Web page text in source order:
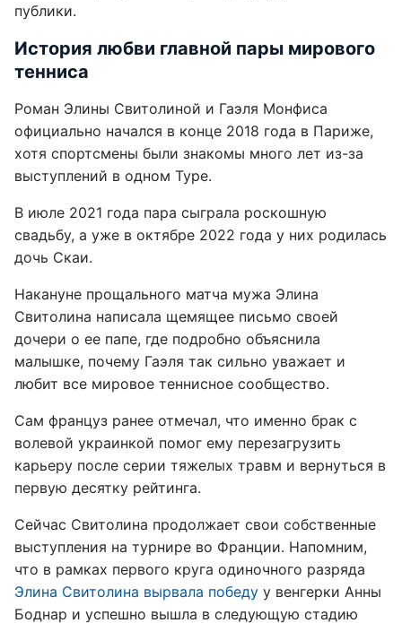
публики.
История любви главной пары мирового
тенниса
Роман Элины Свитолиной и Гаэля Монфиса
официально начался в конце 2018 года в Париже,
хотя спортсмены были знакомы много лет из-за
выступлений в одном Туре.
В июле 2021 года пара сыграла роскошную
свадьбу, а уже в октябре 2022 года у них родилась
дочь Скаи.
Накануне прощального матча мужа Элина
Свитолина написала щемящее письмо своей
дочери о ее папе, где подробно объяснила
малышке, почему Гаэля так сильно уважает и
любит все мировое теннисное сообщество.
Сам француз ранее отмечал, что именно брак с
волевой украинкой помог ему перезагрузить
карьеру после серии тяжелых травм и вернуться в
первую десятку рейтинга.
Сейчас Свитолина продолжает свои собственные
выступления на турнире во Франции. Напомним,
что в рамках первого круга одиночного разряда
Элина Свитолина вырвала победу у венгерки Анны
Боднар и успешно вышла в следующую стадию